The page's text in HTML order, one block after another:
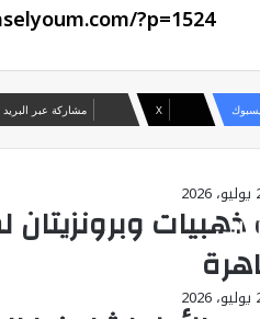
‫X مشاركة عبر البريد
ذهبيات